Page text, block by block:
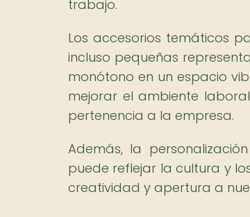
trabajo.
Los accesorios temáticos
incluso pequeñas
monótono en un espacio
mejorar el ambiente
pertenencia a la empresa.
Además, la
puede reflejar la cultura y
creatividad y apertura a